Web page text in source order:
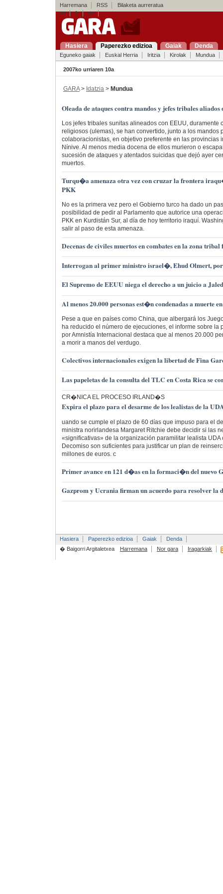
Harremana RSS
Bilaketa aurreratua
es
fr en
Hasiera Paperezko edizioa Gaiak Denda
Eguneko gaiak Euskal Herria Iritzia Kirolak Mundua
2007ko urriaren 10a
GARA> Idatzia > Mundua
Oleada de ataques contra mandos y jefes tribales
Los jefes tribales sunitas alineados con EEUU, duramente
religiosos (ulemas), se han convertido, junto a los mandos
colaboracionistas, en objetivo preferente en las provincias
Nínive. Al menos media docena de ellos murieron o
sucesión de ataques y atentados suicidas que dejó ayer
muertos.
Turqu�a amenaza otra vez con cruzar la frontera
PKK
No es la primera vez pero el Gobierno turco ha dado un
posibilidad de pedir al Parlamento que autorice una
PKK en Kurdistán Sur, al día de hoy territorio iraquí.
salir al paso de esta amenaza.
Decenas de civiles muertos en combates en la zona
Interrogan al primer ministro israel�, Ehud Olmert,
El Supremo de EEUU niega el derecho a un juicio a
Al menos 20.000 personas est�n condenadas a muerte
Pese a que en países como China, que albergará los
ha reducido el número de ejecuciones, el informe sobre la
por Amnistía Internacional destaca que al menos 20.000
a morir a manos del verdugo.
Colectivos internacionales exigen la libertad de Fina
Las papeletas de la consulta del TLC en Costa Rica se
CR�NICA EL PROCESO IRLAND�S
Expira el plazo para el desarme de los lealistas de la
uando se cumple el plazo de 60 días que impuso para el
ministra norirlandesa Margaret Ritchie debe decidir si las
«significativas» de la organización paramilitar lealista UDA
Decomiso son suficientes para justificar un plan de
millones de euros. c
Primer avance en 121 d�as en la formaci�n del nuevo
Gazprom y Ucrania firman un acuerdo para resolver la
Hasiera Paperezko edizioa Gaiak
Denda
� Baigorri Argitaletxea
Harremana Nor gara Iragarkiak